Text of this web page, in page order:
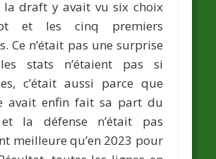
la draft y avait vu six choix
et les cinq premiers
Ce n’était pas une surprise
stats n’étaient pas si
c’était aussi parce que
avait enfin fait sa part du
la défense n’était pas
meilleure qu’en 2023 pour